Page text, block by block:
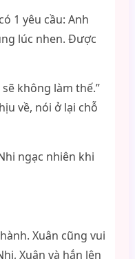
1 yêu cầu: Anh
lúc nhen. Được
không làm thế.”
về, nói ở lại chỗ
ngạc nhiên khi
Xuân cũng vui
Xuân và hắn lên